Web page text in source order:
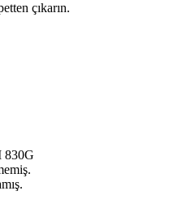
çıkarın.